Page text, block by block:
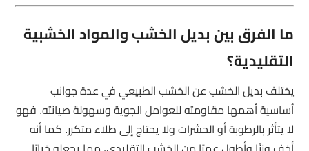
ما الفرق بين بديل الخشب والمواد الخشبية
التقليدية؟
يختلف بديل الخشب عن الخشب الطبيعي في عدة جوانب
أساسية أهمها مقاومته للعوامل الجوية وسهولة صيانته. فهو
لا يتأثر بالرطوبة أو الحشرات ولا يحتاج إلى طلاء متكرر. كما أنه